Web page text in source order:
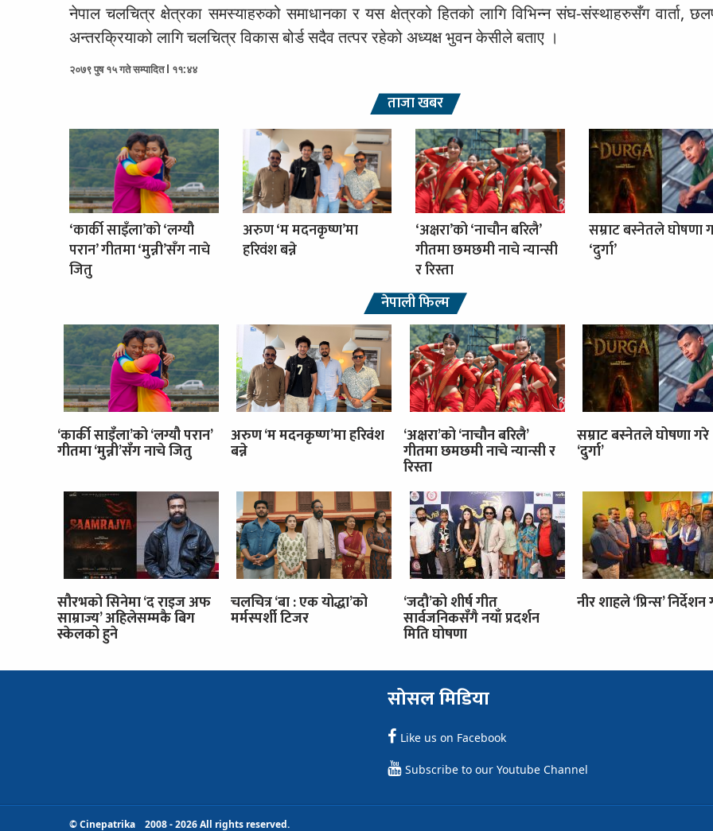
नेपाल चलचित्र क्षेत्रका समस्याहरुको समाधानका र यस क्षेत्रको हितको लागि विभिन्न संघ-संस्थाहरुसँग वार्ता,
अन्तरक्रियाको लागि चलचित्र विकास बोर्ड सदैव तत्पर रहेको अध्यक्ष भुवन केसीले बताए ।
२०७९ पुष १५ गते सम्पादित l ११:४४
ताजा खबर
‘कार्की साइँला’को ‘लग्यौ
परान’ गीतमा ‘मुन्नी’सँग नाचे
जितु
अरुण ‘म मदनकृष्ण’मा
हरिवंश बन्ने
‘अक्षरा’को ‘नाचौन बरिलै’
गीतमा छमछमी नाचे न्यान्सी
र रिस्ता
सम्राट बस्नेतले घोषणा
‘दुर्गा’
नेपाली फिल्म
‘कार्की साइँला’को ‘लग्यौ परान’
गीतमा ‘मुन्नी’सँग नाचे जितु
अरुण ‘म मदनकृष्ण’मा हरिवंश
बन्ने
‘अक्षरा’को ‘नाचौन बरिलै’
गीतमा छमछमी नाचे न्यान्सी र
रिस्ता
सम्राट बस्नेतले घोषणा गरे
‘दुर्गा’
सौरभको सिनेमा ‘द राइज अफ
साम्राज्य’ अहिलेसम्मकै बिग
स्केलको हुने
चलचित्र ‘बा : एक योद्धा’को
मर्मस्पर्शी टिजर
‘जदौ’को शीर्ष गीत
सार्वजनिकसँगै नयाँ प्रदर्शन
मिति घोषणा
नीर शाहले ‘प्रिन्स’ निर्देशन
सोसल मिडिया
Like us on Facebook
Subscribe to our Youtube Channel
© Cinepatrika 2008 - 2026 All rights reserved.